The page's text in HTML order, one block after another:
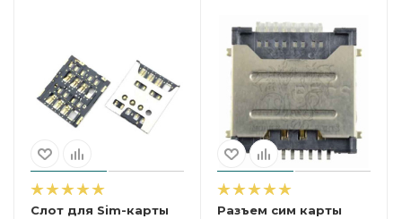
Слот для Sim-карты
Разъем сим карты